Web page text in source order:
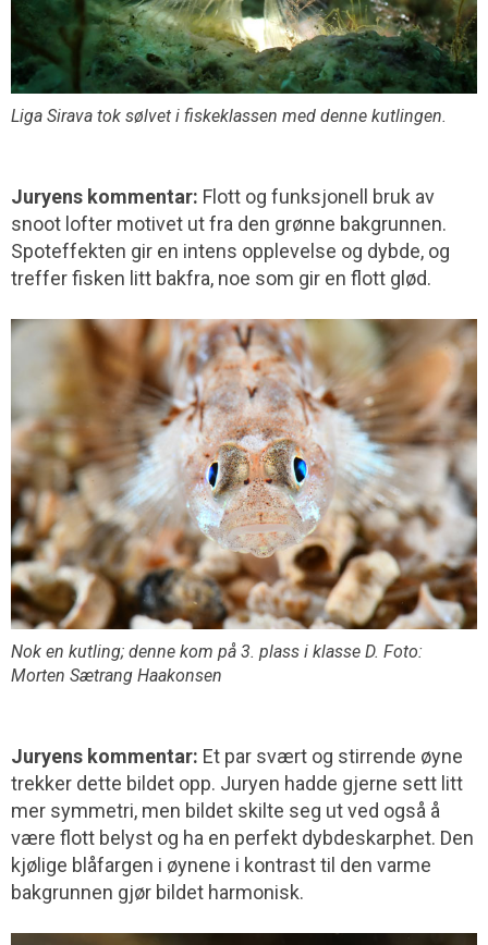
Liga Sirava tok sølvet i fiskeklassen med denne kutlingen.
Juryens kommentar: Flott og funksjonell bruk av
snoot lofter motivet ut fra den grønne bakgrunnen.
Spoteffekten gir en intens opplevelse og dybde, og
treffer fisken litt bakfra, noe som gir en flott glød.
Nok en kutling; denne kom på 3. plass i klasse D. Foto:
Morten Sætrang Haakonsen
Juryens kommentar: Et par svært og stirrende øyne
trekker dette bildet opp. Juryen hadde gjerne sett litt
mer symmetri, men bildet skilte seg ut ved også å
være flott belyst og ha en perfekt dybdeskarphet. Den
kjølige blåfargen i øynene i kontrast til den varme
bakgrunnen gjør bildet harmonisk.